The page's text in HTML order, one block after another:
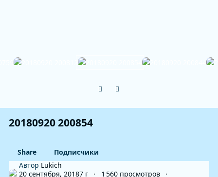
Previous carousel slide
Next carousel slide
20180920 200854
Share
Подписчики
Автор Lukich
20 сентября, 20187 г
1 560 просмотров